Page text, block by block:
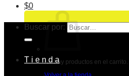
$0
No hay productos en el carrito.
Buscar por:
T i e n d a